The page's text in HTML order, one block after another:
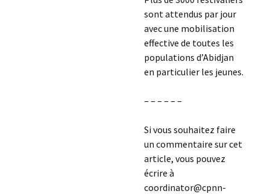
sont attendus par jour
avec une mobilisation
effective de toutes les
populations d’Abidjan
en particulier les jeunes.
– – – – – –
Si vous souhaitez faire
un commentaire sur cet
article, vous pouvez
écrire à
coordinator@cpnn-